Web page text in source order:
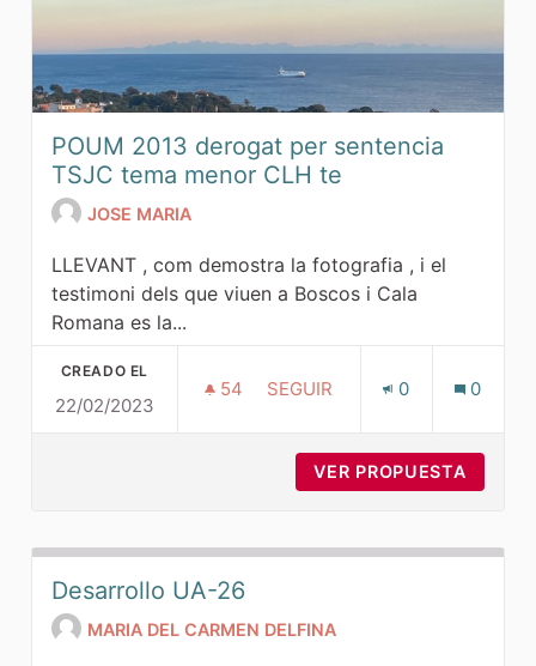
POUM 2013 derogat per sentencia
TSJC tema menor CLH te
JOSE MARIA
LLEVANT , com demostra la fotografia , i el
testimoni dels que viuen a Boscos i Cala
Romana es la...
CREADO EL
22/02/2023
54 54 SEGUIDORAS
SEGUIR 0 0
VER PROPUESTA
Desarrollo UA-26
MARIA DEL CARMEN DELFINA